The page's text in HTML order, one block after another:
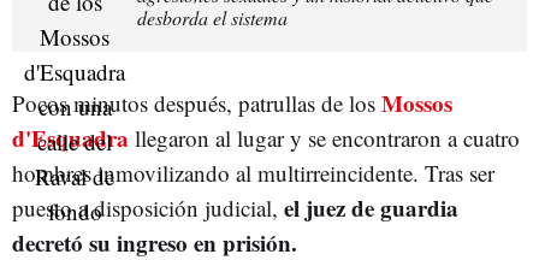
desborda el sistema
Pocos minutos después, patrullas de los Mossos
d'Esquadra llegaron al lugar y se encontraron a cuatro
hombres inmovilizando al multirreincidente. Tras ser
puesto a disposición judicial, el juez de guardia
decretó su ingreso en prisión.